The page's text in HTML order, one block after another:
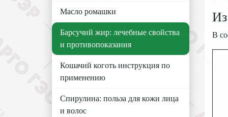
Масло ромашки
Барсучий жир: лечебные свойства
и противопоказания
Кошачий коготь инструкция по
применению
Спирулина: польза для кожи лица
и волос
Из
В